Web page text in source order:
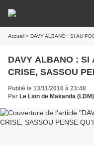
Accueil » DAVY ALBANO : SI AU POOL,
DAVY ALBANO : SI
CRISE, SASSOU
Publié le 13/11/2016 à 23:48
Par Le Lion de Makanda (LDM)